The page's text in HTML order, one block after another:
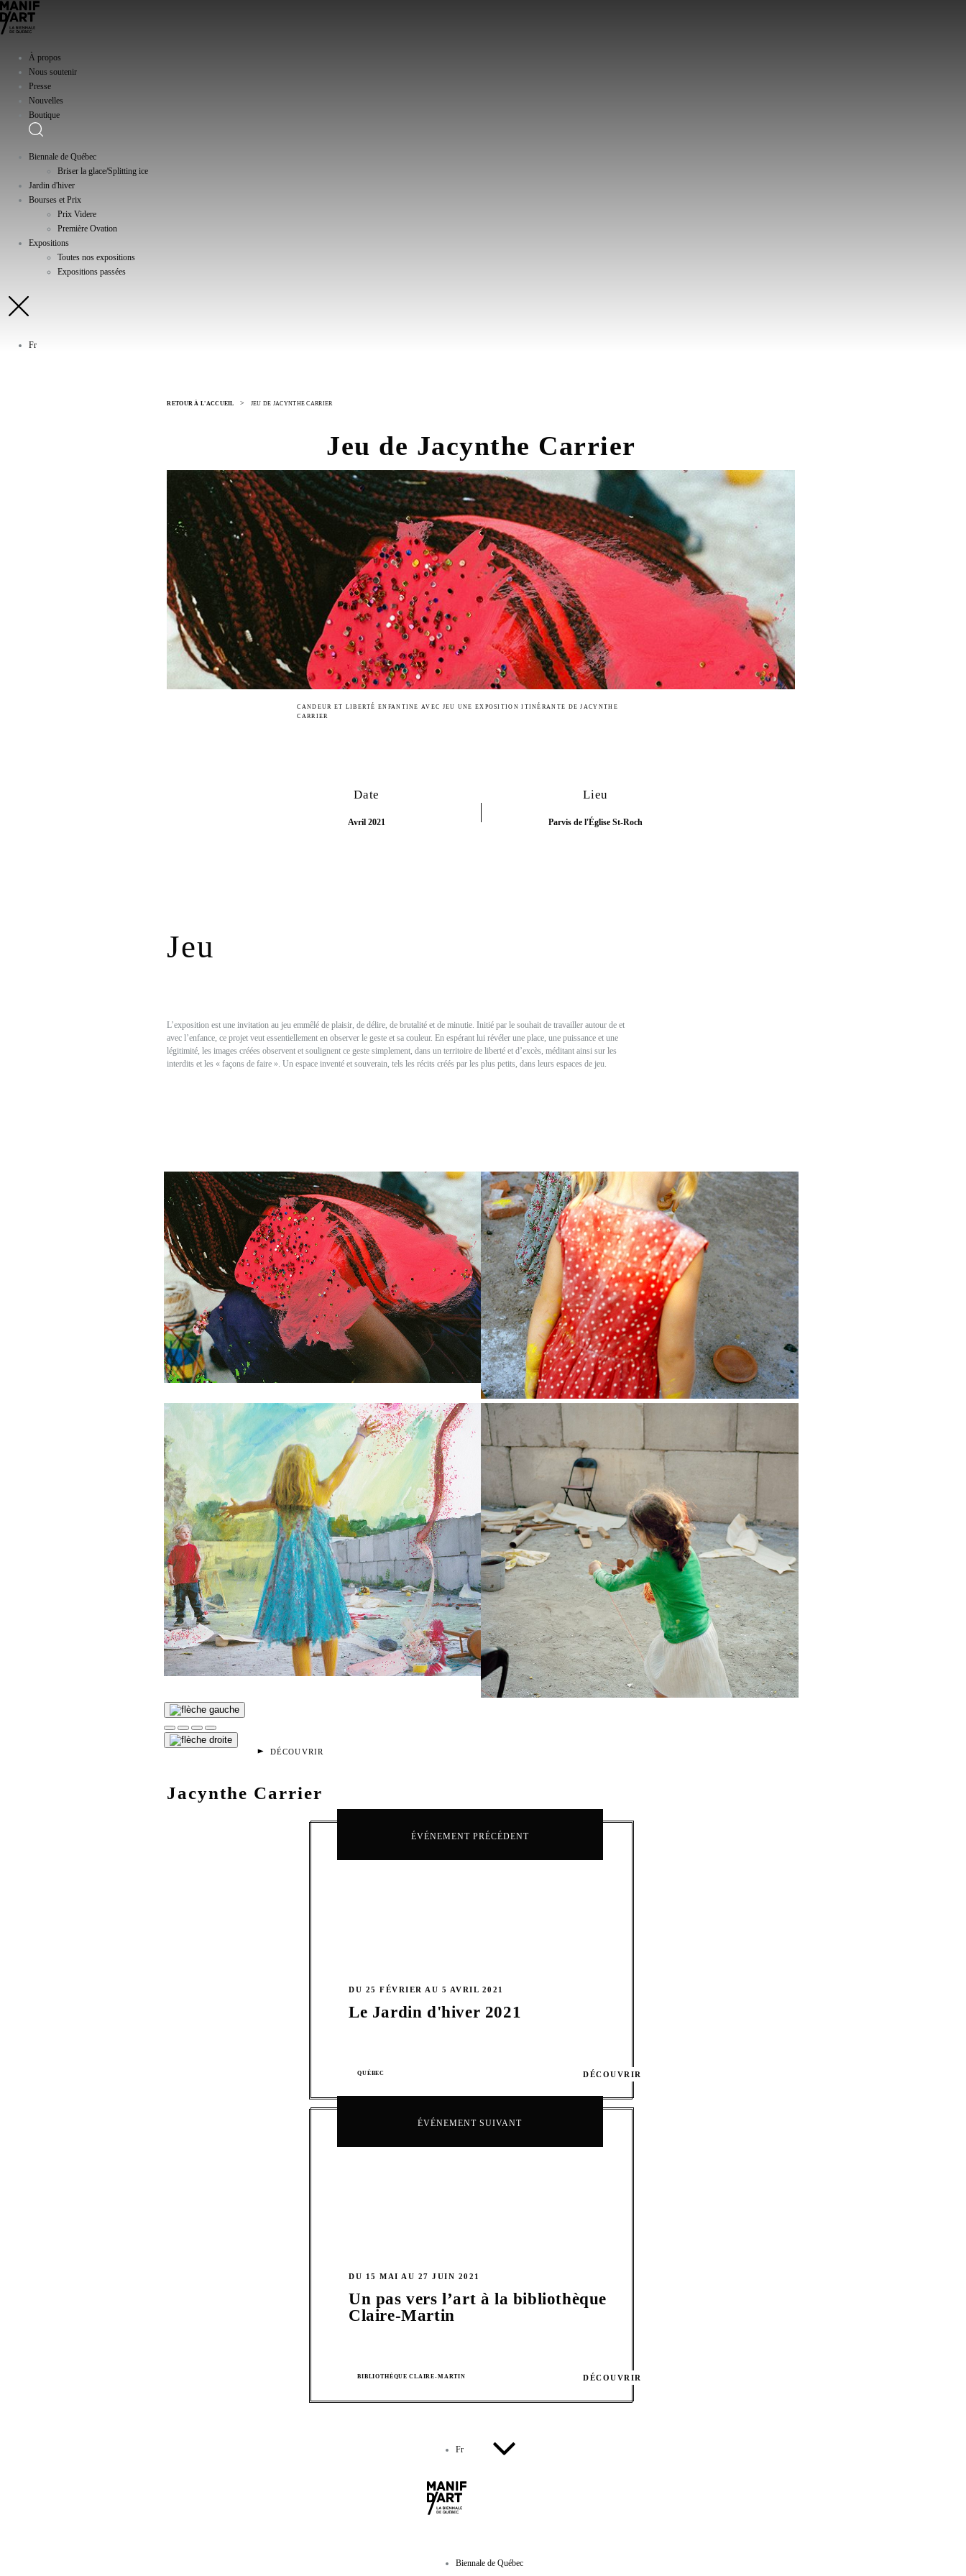
À propos
Nous soutenir
Presse
Nouvelles
Boutique
Biennale de Québec
Briser la glace/Splitting ice
Jardin d'hiver
Bourses et Prix
Prix Videre
Première Ovation
Expositions
Toutes nos expositions
Expositions passées
Fr
RETOUR À L'ACCUEIL > JEU DE JACYNTHE CARRIER
Jeu de Jacynthe Carrier
CANDEUR ET LIBERTÉ ENFANTINE AVEC JEU UNE EXPOSITION ITINÉRANTE DE JACYNTHE
CARRIER
Date
Avril 2021
Lieu
Parvis de l'Église St-Roch
Jeu
L’exposition est une invitation au jeu emmêlé de plaisir, de délire, de brutalité et de minutie. Initié par le souhait de travailler autour de et
avec l’enfance, ce projet veut essentiellement en observer le geste et sa couleur. En espérant lui révéler une place, une puissance et une
légitimité, les images créées observent et soulignent ce geste simplement, dans un territoire de liberté et d’excès, méditant ainsi sur les
interdits et les « façons de faire ». Un espace inventé et souverain, tels les récits créés par les plus petits, dans leurs espaces de jeu.
DÉCOUVRIR
Jacynthe Carrier
ÉVÉNEMENT PRÉCÉDENT
DU 25 FÉVRIER AU 5 AVRIL 2021
Le Jardin d'hiver 2021
QUÉBEC DÉCOUVRIR
ÉVÉNEMENT SUIVANT
DU 15 MAI AU 27 JUIN 2021
Un pas vers l’art à la bibliothèque
Claire-Martin
BIBLIOTHÈQUE CLAIRE-MARTIN DÉCOUVRIR
Fr
Biennale de Québec